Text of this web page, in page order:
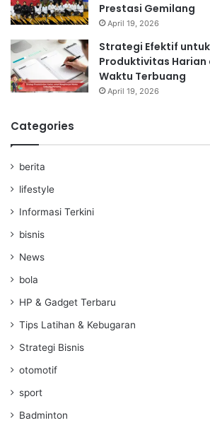
Prestasi Gemilang
April 19, 2026
Strategi Efektif
Produktivitas Harian
Waktu Terbuang
April 19, 2026
Categories
berita
lifestyle
Informasi Terkini
bisnis
News
bola
HP & Gadget Terbaru
Tips Latihan & Kebugaran
Strategi Bisnis
otomotif
sport
Badminton